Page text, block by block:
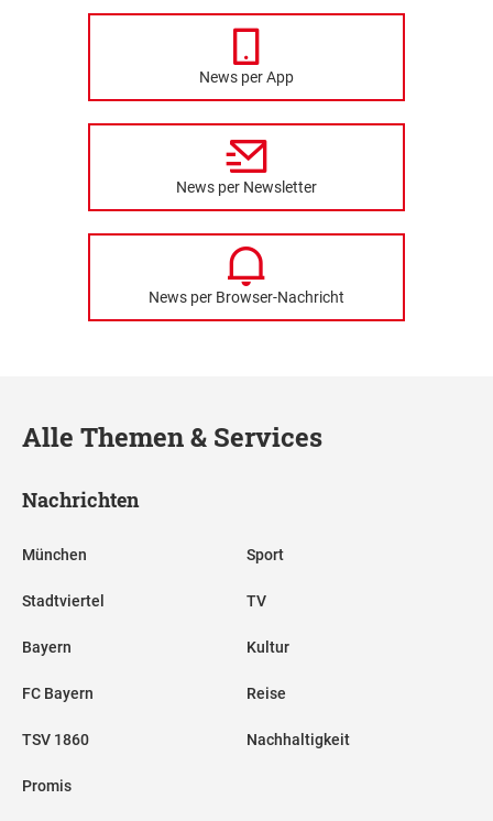
News per App
News per Newsletter
News per Browser-Nachricht
Alle Themen & Services
Nachrichten
München
Stadtviertel
Bayern
FC Bayern
TSV 1860
Promis
Sport
TV
Kultur
Reise
Nachhaltigkeit